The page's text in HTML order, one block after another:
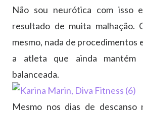
Não sou neurótica com isso
resultado de muita malhação.
mesmo, nada de procedimentos
a atleta que ainda mantém
balanceada.
Mesmo nos dias de descanso